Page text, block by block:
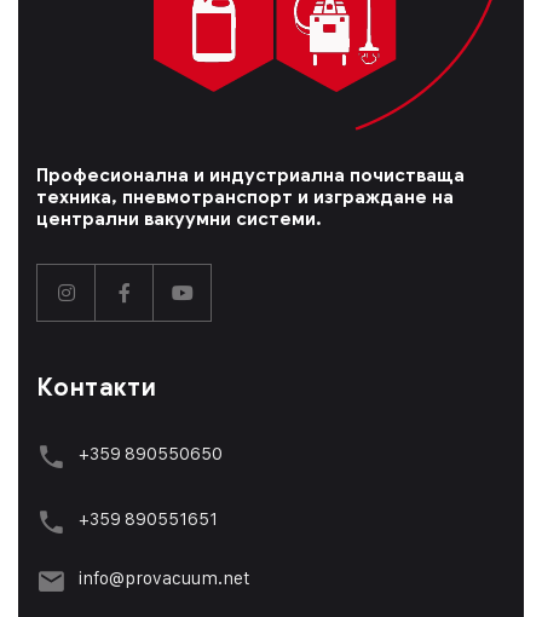
Професионална и индустриална почистваща
техника, пневмотранспорт и изграждане на
централни вакуумни системи.
Контакти
+359 890550650
+359 890551651
info@provacuum.net